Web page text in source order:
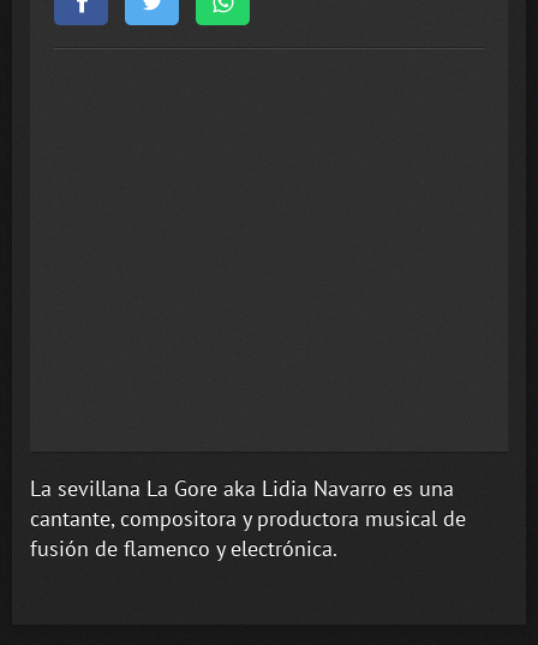
La sevillana La Gore aka Lidia Navarro es una
cantante, compositora y productora musical de
fusión de flamenco y electrónica.